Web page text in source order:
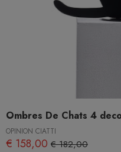
Ombres De Chats 4
OPINION CIATTI
€ 158,00 € 182,00